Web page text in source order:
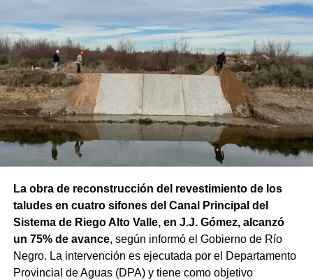
La obra de reconstrucción del revestimiento de los
taludes en cuatro sifones del Canal Principal del
Sistema de Riego Alto Valle, en J.J. Gómez, alcanzó
un 75% de avance, según informó el Gobierno de Río
Negro. La intervención es ejecutada por el Departamento
Provincial de Aguas (DPA) y tiene como objetivo